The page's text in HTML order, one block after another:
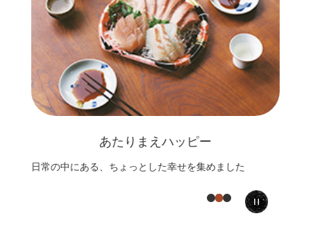
あたりまえハッピー
日常の中にある、ちょっとした幸せを集めました
スラ
イド